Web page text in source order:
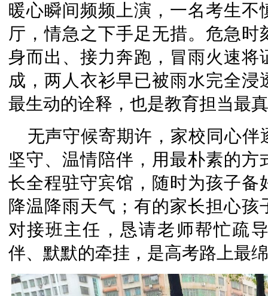
暖心瞬间频频上演，一名考生
厅，情急之下手足无措。危急
身而出、接力奔跑，冒雨火速
成，两人衣衫早已被雨水完全
最生动的诠释，也是教育担当最
无声守候寄期许，家校同心
坚守、温情陪伴，用最朴素的
长全程驻守宾馆，随时为孩子
降温降雨天气；有的家长担心
对接班主任，恳请老师帮忙疏
伴、默默的牵挂，是高考路上最